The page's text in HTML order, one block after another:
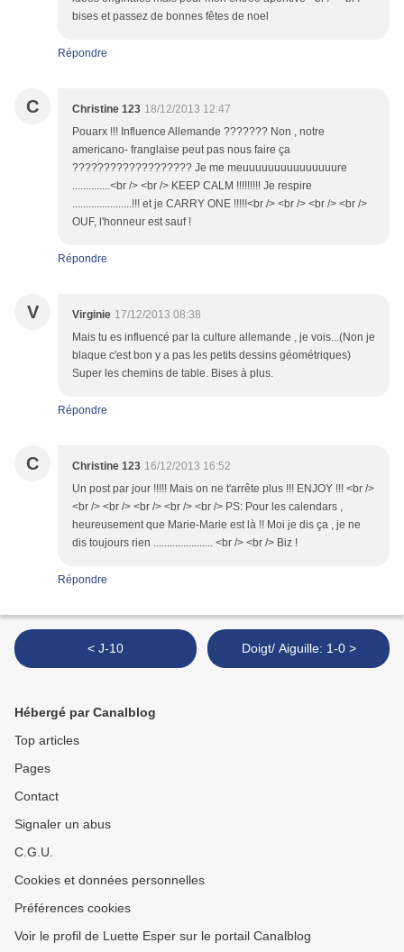
bises et passez de bonnes fêtes de noel
Répondre
C Christine 123 18/12/2013 12:47
Pouarx !!! Influence Allemande ??????? Non , notre
americano- franglaise peut pas nous faire ça
??????????????????? Je me meuuuuuuuuuuuuuuure
..............<br /> <br /> KEEP CALM !!!!!!!!! Je respire
......................!!! et je CARRY ONE !!!!!<br /> <br /> <br /> <br />
OUF, l'honneur est sauf !
Répondre
V Virginie 17/12/2013 08:38
Mais tu es influencé par la culture allemande , je vois...(Non je
blaque c'est bon y a pas les petits dessins géométriques)
Super les chemins de table. Bises à plus.
Répondre
C Christine 123 16/12/2013 16:52
Un post par jour !!!!! Mais on ne t'arrête plus !!! ENJOY !!! <br />
<br /> <br /> <br /> <br /> <br /> PS: Pour les calendars ,
heureusement que Marie-Marie est là !! Moi je dis ça , je ne
dis toujours rien ...................... <br /> <br /> Biz !
Répondre
< J-10 Doigt/ Aiguille: 1-0 >
Hébergé par Canalblog
Top articles
Pages
Contact
Signaler un abus
C.G.U.
Cookies et données personnelles
Préférences cookies
Voir le profil de Luette Esper sur le portail Canalblog